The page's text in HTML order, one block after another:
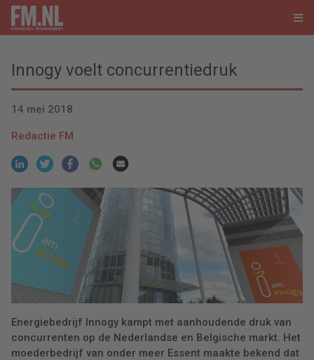
Innogy voelt concurrentiedruk
14 mei 2018
Redactie FM
Energiebedrijf Innogy kampt met aanhoudende druk van
concurrenten op de Nederlandse en Belgische markt. Het
moederbedrijf van onder meer Essent maakte bekend dat